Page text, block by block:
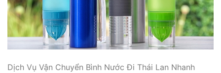
Dịch Vụ Vận Chuyển Bình Nước Đi Thái Lan Nhanh